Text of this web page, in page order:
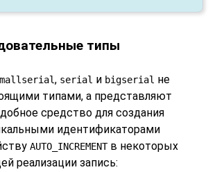
типы
, serial и bigserial не
типами, а представляют
средство для создания
идентификаторами
AUTO_INCREMENTв некоторых
реализации запись: